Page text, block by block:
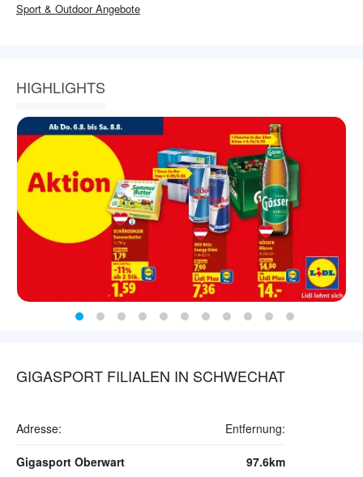
Sport & OutdoorAngebote
HIGHLIGHTS
GIGASPORT FILIALEN IN SCHWECHAT
Adresse: Entfernung:
Gigasport Oberwart 97.6km